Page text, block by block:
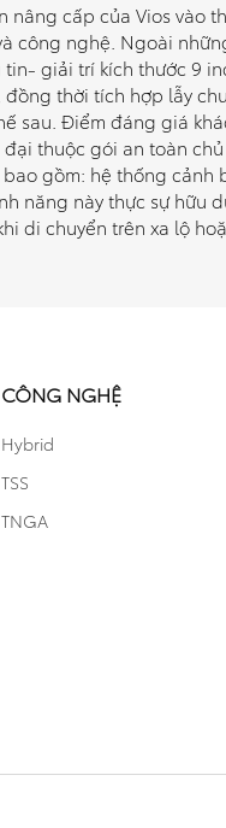
nâng cấp của Vios vào
công nghệ. Ngoài
giải trí kích thước 9
thời tích hợp lẫy
sau. Điểm đáng giá
thuộc gói an toàn
gồm: hệ thống cảnh
năng này thực sự hữu
di chuyển trên xa lộ
CÔNG NGHỆ
Hybrid
TSS
TNGA